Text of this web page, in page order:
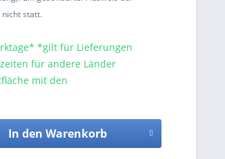
nicht statt.
*gilt für Lieferungen
für andere Länder
mit den
In den Warenkorb